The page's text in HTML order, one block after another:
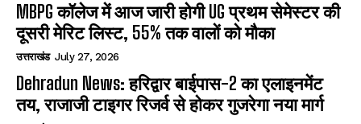
MBPG कॉलेज में आज जारी होगी UG प्रथम सेमेस्टर की
दूसरी मेरिट लिस्ट, 55% तक वालों को मौका
उत्तराखंड July 27, 2026
Dehradun News: हरिद्वार बाईपास-2 का एलाइनमेंट
तय, राजाजी टाइगर रिजर्व से होकर गुजरेगा नया मार्ग